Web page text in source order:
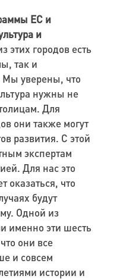
ЕС и
и
этих городов есть
так и
Мы уверены, что
нужны не
Для
они также могут
развития. С этой
экспертам
Для нас это
оказаться, что
будут
Одной из
именно эти шесть
они все
и совсем
истории и